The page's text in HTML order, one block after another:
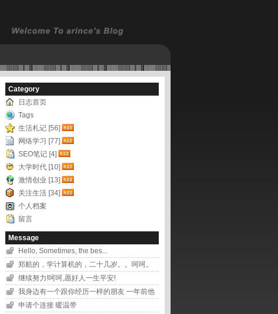
Category
日志首页
Tags
生活札记 [56]
网络学习 [77]
SEO笔记 [4]
大学时代 [10]
激情创业 [13]
关注生活 [34]
个人档案
留言
Message
Hello, Sometimes, the bes...
郑航的，学计算机的，二十几岁。。呵呵。
还开的有小学...
继续努力!呵呵,愿好人一生平安!
我身边有一个跟你经历一样的朋友 一年前他
跟你一样...
申请个连接 暖温带